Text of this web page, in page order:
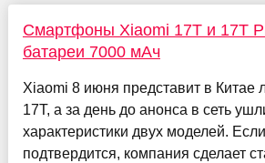
Смартфоны Xiaomi 17T и 17T
батареи 7000 мАч
Xiaomi 8 июня представит в Китае
17T, а за день до анонса в сеть
характеристики двух моделей. Если
подтвердится, компания сделает